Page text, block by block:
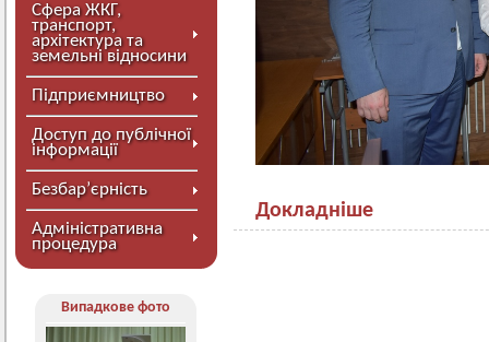
Сфера ЖКГ,
транспорт,
архітектура та
земельні відносини
Підприємництво
Доступ до публічної
інформації
Безбар’єрність
Адміністративна
процедура
Випадкове фото
Докладніше